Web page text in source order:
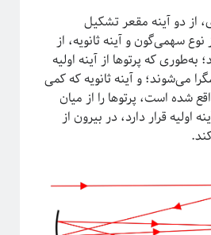
ظهور
ظهوریافتگی
فاینمن فرکتال
ماشین لرنینگ
نسبیت عام نیوتون
پدیدارگی
از دو آینه مقعر تشکیل
نوع سهمی‌‌گون و آینه ثانویه، از
که پرتوها از آینه اولیه
می‌شوند؛ و آینه ثانویه که کمی
شده است، پرتوها را از میان
اولیه قرار دارد، در بیرون از